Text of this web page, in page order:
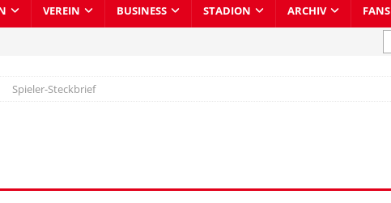
VEREIN BUSINESS STADION ARCHIV FANS
Spieler-Steckbrief